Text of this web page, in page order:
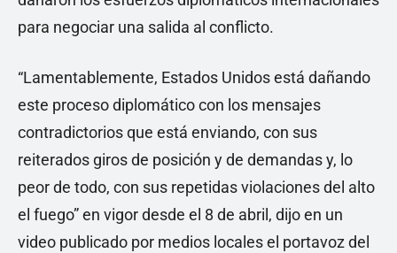
para negociar una salida al conflicto.
“Lamentablemente, Estados Unidos está dañando
este proceso diplomático con los mensajes
contradictorios que está enviando, con sus
reiterados giros de posición y de demandas y, lo
peor de todo, con sus repetidas violaciones del alto
el fuego” en vigor desde el 8 de abril, dijo en un
video publicado por medios locales el portavoz del